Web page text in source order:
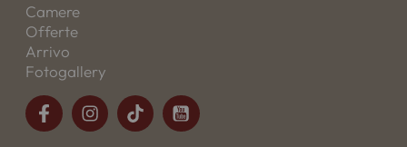
Camere
Offerte
Arrivo
Fotogallery